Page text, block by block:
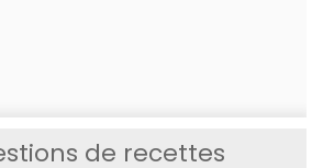
de recettes